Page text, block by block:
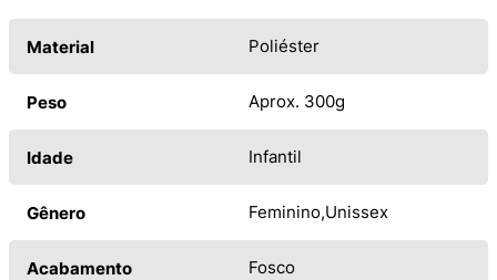
Material Poliéster
Peso Aprox. 300g
Idade Infantil
Gênero Feminino Unissex
Acabamento Fosco